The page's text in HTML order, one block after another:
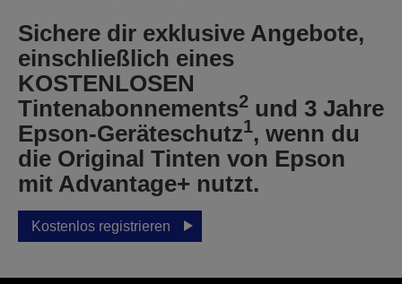
Sichere dir exklusive Angebote,
einschließlich eines
KOSTENLOSEN
Tintenabonnements2 und 3 Jahre
Epson-Geräteschutz1, wenn du
die Original Tinten von Epson
mit Advantage+ nutzt.
Kostenlos registrieren